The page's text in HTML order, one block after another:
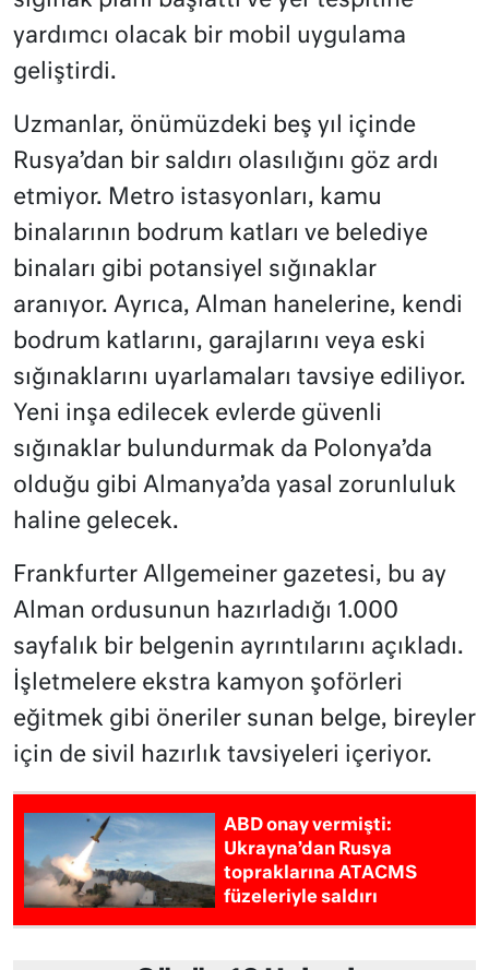
yardımcı olacak bir mobil uygulama
geliştirdi.
Uzmanlar, önümüzdeki beş yıl içinde
Rusya’dan bir saldırı olasılığını göz ardı
etmiyor. Metro istasyonları, kamu
binalarının bodrum katları ve belediye
binaları gibi potansiyel sığınaklar
aranıyor. Ayrıca, Alman hanelerine, kendi
bodrum katlarını, garajlarını veya eski
sığınaklarını uyarlamaları tavsiye ediliyor.
Yeni inşa edilecek evlerde güvenli
sığınaklar bulundurmak da Polonya’da
olduğu gibi Almanya’da yasal zorunluluk
haline gelecek.
Frankfurter Allgemeiner gazetesi, bu ay
Alman ordusunun hazırladığı 1.000
sayfalık bir belgenin ayrıntılarını açıkladı.
İşletmelere ekstra kamyon şoförleri
eğitmek gibi öneriler sunan belge, bireyler
için de sivil hazırlık tavsiyeleri içeriyor.
ABD onay vermişti:
Ukrayna’dan Rusya
topraklarına ATACMS
füzeleriyle saldırı